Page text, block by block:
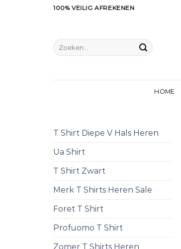
100% VEILIG AFREKENEN
Zoeken
naar:
HOME
T Shirt Diepe V Hals Heren
Ua Shirt
T Shirt Zwart
Merk T Shirts Heren Sale
Foret T Shirt
Profuomo T Shirt
Zomer T Shirts Heren